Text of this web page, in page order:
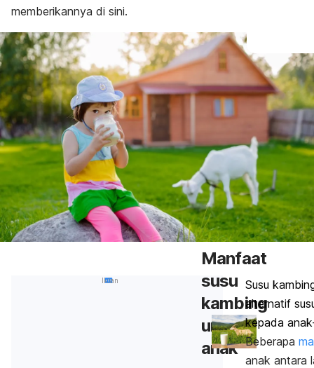
memberikannya di sini.
Iklan
Manfaat
susu
kambing
untuk
anak
Susu
alternatif
kepada
Beberapa
anak antara